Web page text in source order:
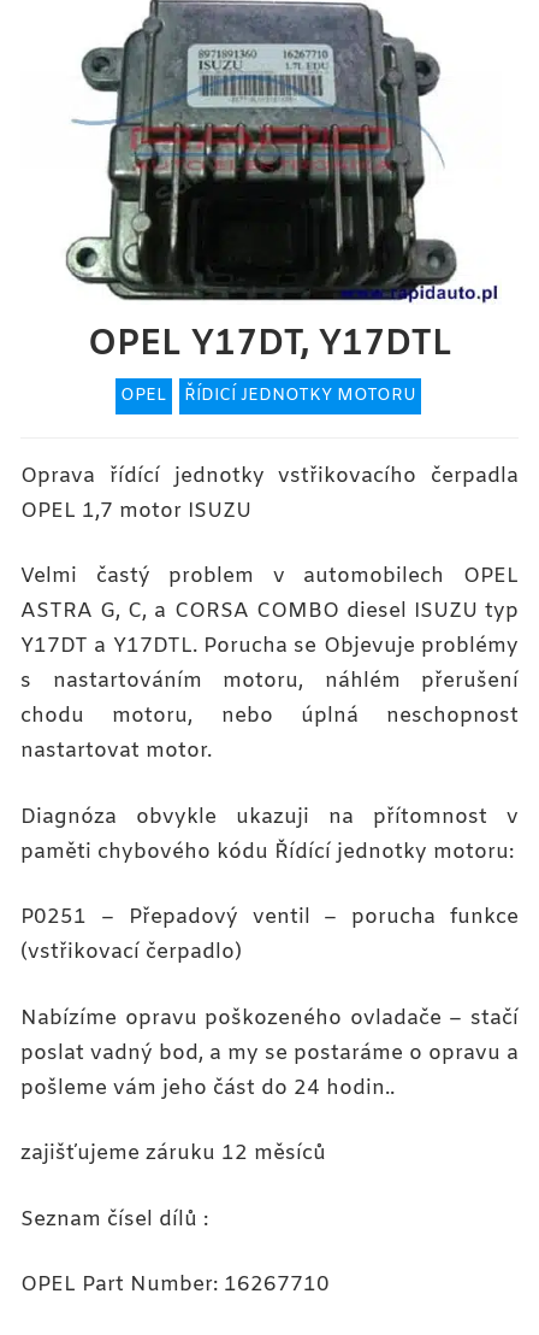
OPEL Y17DT, Y17DTL
OPEL ŘÍDICÍ JEDNOTKY MOTORU
Oprava řídící jednotky vstřikovacího čerpadla
OPEL 1,7 motor ISUZU
Velmi častý problem v automobilech OPEL
ASTRA G, C, a CORSA COMBO diesel ISUZU typ
Y17DT a Y17DTL. Porucha se Objevuje problémy
s nastartováním motoru, náhlém přerušení
chodu motoru, nebo úplná neschopnost
nastartovat motor.
Diagnóza obvykle ukazuji na přítomnost v
paměti chybového kódu Řídící jednotky motoru:
P0251 – Přepadový ventil – porucha funkce
(vstřikovací čerpadlo)
Nabízíme opravu poškozeného ovladače – stačí
poslat vadný bod, a my se postaráme o opravu a
pošleme vám jeho část do 24 hodin..
zajišťujeme záruku 12 měsíců
Seznam čísel dílů :
OPEL Part Number: 16267710